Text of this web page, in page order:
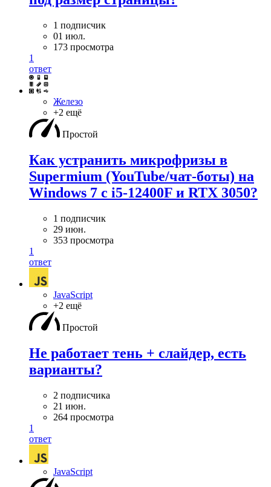
1 подписчик
01 июл.
173 просмотра
1
ответ
Железо
+2 ещё
Простой
Как устранить микрофризы в
Supermium (YouTube/чат-боты) на
Windows 7 с i5-12400F и RTX 3050?
1 подписчик
29 июн.
353 просмотра
1
ответ
JavaScript
+2 ещё
Простой
Не работает тень + слайдер, есть
варианты?
2 подписчика
21 июн.
264 просмотра
1
ответ
JavaScript